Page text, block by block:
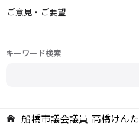
ご意見・ご要望
キーワード検索
船橋市議会議員 高橋けん